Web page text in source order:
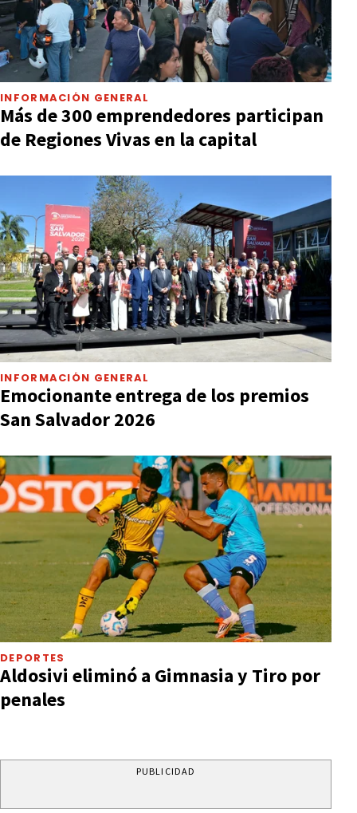
INFORMACIÓN GENERAL
Más de 300 emprendedores participan
de Regiones Vivas en la capital
INFORMACIÓN GENERAL
Emocionante entrega de los premios
San Salvador 2026
DEPORTES
Aldosivi eliminó a Gimnasia y Tiro por
penales
PUBLICIDAD